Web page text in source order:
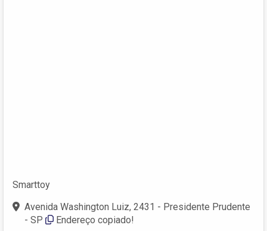
Smarttoy
Avenida Washington Luiz, 2431 - Presidente Prudente
- SP
Endereço copiado!